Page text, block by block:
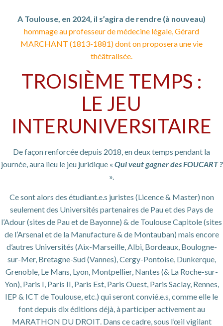
A Toulouse, en 2024, il s’agira de rendre (à nouveau)
hommage au professeur de médecine légale, Gérard
MARCHANT (1813-1881) dont on proposera une vie
théâtralisée.
TROISIÈME TEMPS :
LE JEU
INTERUNIVERSITAIRE
De façon renforcée depuis 2018, en deux temps pendant la
journée, aura lieu le jeu juridique « Qui veut gagner des FOUCART ?
».
Ce sont alors des étudiant.e.s juristes (Licence & Master) non
seulement des Universités partenaires de Pau et des Pays de
l’Adour (sites de Pau et de Bayonne) & de Toulouse Capitole (sites
de l’Arsenal et de la Manufacture & de Montauban) mais encore
d’autres Universités (Aix-Marseille, Albi, Bordeaux, Boulogne-
sur-Mer, Bretagne-Sud (Vannes), Cergy-Pontoise, Dunkerque,
Grenoble, Le Mans, Lyon, Montpellier, Nantes (& La Roche-sur-
Yon), Paris I, Paris II, Paris Est, Paris Ouest, Paris Saclay, Rennes,
IEP & ICT de Toulouse, etc.) qui seront convié.e.s, comme elle le
font depuis dix éditions déjà, à participer activement au
MARATHON DU DROIT. Dans ce cadre, sous l’œil vigilant